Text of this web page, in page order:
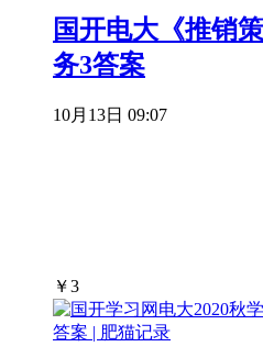
国开电大《推销
务3答案
10月13日 09:07
￥3